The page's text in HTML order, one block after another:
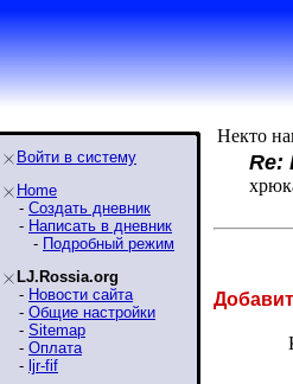
Войти в систему
Home
- Создать дневник
- Написать в дневник
- Подробный режим
LJ.Rossia.org
- Новости сайта
- Общие настройки
- Sitemap
- Оплата
- ljr-fif
Некто
Re: